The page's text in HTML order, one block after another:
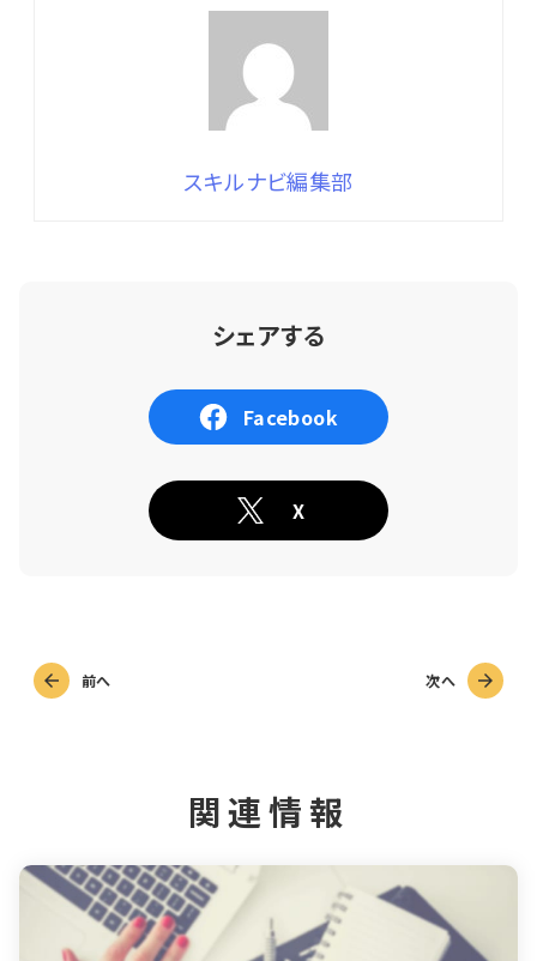
スキルナビ編集部
シェアする
Facebook
X
前へ 次へ
関連情報